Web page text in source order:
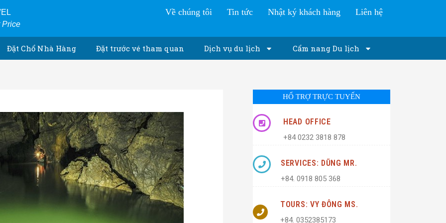
Price
Về chúng tôi Tin tức Nhật ký khách hàng Liên hệ
Đặt Chổ Nhà Hàng Đặt trước vé tham quan Dịch vụ du lịch Cẩm nang Du lịch
HỔ TRỢ TRỰC TUYẾN
HEAD OFFICE
+84 0232 3818 878
SERVICES: DŨNG MR.
+84. 0918 805 368
TOURS: VY ĐÔNG MS.
+84. 0352385173